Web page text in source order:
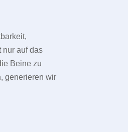
nur auf das
Beine zu
generieren wir